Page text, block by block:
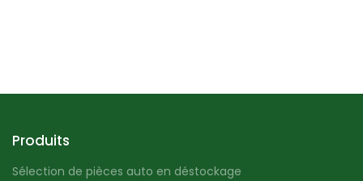
Produits
Sélection de pièces auto en déstockage